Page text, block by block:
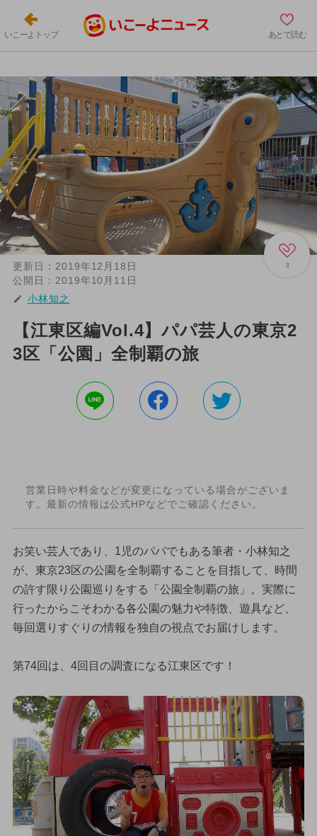
いこーよトップ あとで読む
3
更新日： 2019年12月18日
公開日： 2019年10月11日
小林知之
【江東区編Vol.4】パパ芸人の東京2
3区「公園」全制覇の旅
営業日時や料金などが変更になっている場合がございま
す。最新の情報は公式HPなどでご確認ください。
お笑い芸人であり、1児のパパでもある筆者・小林知之
が、東京23区の公園を全制覇することを目指して、時間
の許す限り公園巡りをする「公園全制覇の旅」。実際に
行ったからこそわかる各公園の魅力や特徴、遊具など、
毎回選りすぐりの情報を独自の視点でお届けします。
第74回は、4回目の調査になる江東区です！